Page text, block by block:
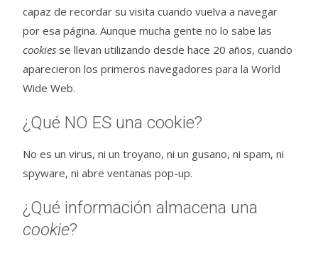
capaz de recordar su visita cuando vuelva a navegar
por esa página. Aunque mucha gente no lo sabe las
cookies se llevan utilizando desde hace 20 años, cuando
aparecieron los primeros navegadores para la World
Wide Web.
¿Qué NO ES una cookie?
No es un virus, ni un troyano, ni un gusano, ni spam, ni
spyware, ni abre ventanas pop-up.
¿Qué información almacena una
cookie?